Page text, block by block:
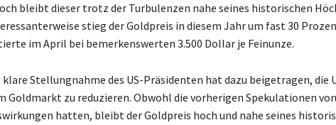
bleibt dieser trotz der Turbulenzen nahe seines historischen
stieg der Goldpreis in diesem Jahr um fast 30
im April bei bemerkenswerten 3.500 Dollar je Feinunze.
klare Stellungnahme des US-Präsidenten hat dazu beigetragen, die
Goldmarkt zu reduzieren. Obwohl die vorherigen Spekulationen
hatten, bleibt der Goldpreis hoch und nahe seines